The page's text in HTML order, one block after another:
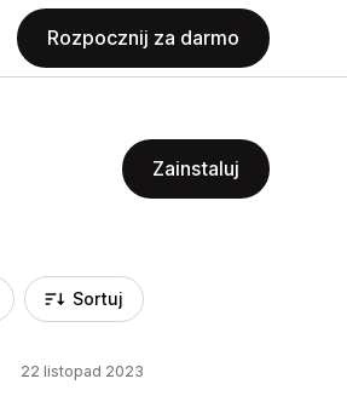
Rozpocznij za darmo
Zainstaluj
Sortuj
22 listopad 2023